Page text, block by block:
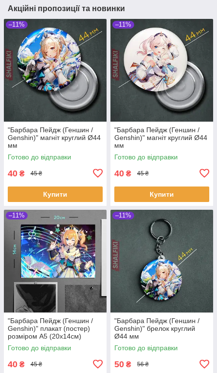
Акційні пропозиції та новинки
–11%
"Барбара Пейдж (Геншин /
Genshin)" магніт круглий Ø44
мм
Готово до відправки
40 ₴ 45 ₴
Купити
–11%
"Барбара Пейдж (Геншин /
Genshin)" магніт круглий Ø44
мм
Готово до відправки
40 ₴ 45 ₴
Купити
–11%
"Барбара Пейдж (Геншин /
Genshin)" плакат (постер)
розміром А5 (20х14см)
Готово до відправки
40 ₴ 45 ₴
–11%
"Барбара Пейдж (Геншин /
Genshin)" брелок круглий
Ø44 мм
Готово до відправки
50 ₴ 56 ₴